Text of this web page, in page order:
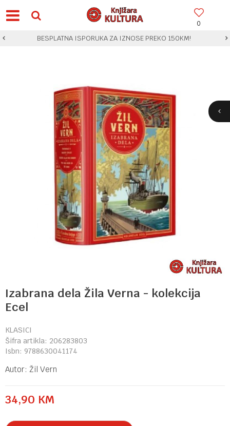
0
BESPLATNA ISPORUKA ZA IZNOSE PREKO 150KM!
Izabrana dela Žila Verna - kolekcija
Ecel
KLASICI
Šifra artikla: 206283803
Isbn: 9788630041174
Autor: Žil Vern
34,90 KM